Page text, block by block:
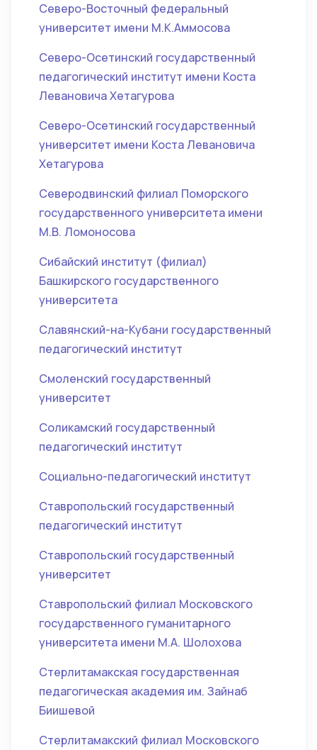
Северо-Восточный федеральный
университет имени М.К.Аммосова
Северо-Осетинский государственный
педагогический институт имени Коста
Левановича Хетагурова
Северо-Осетинский государственный
университет имени Коста Левановича
Хетагурова
Северодвинский филиал Поморского
государственного университета имени
М.В. Ломоносова
Сибайский институт (филиал)
Башкирского государственного
университета
Славянский-на-Кубани государственный
педагогический институт
Смоленский государственный
университет
Соликамский государственный
педагогический институт
Социально-педагогический институт
Ставропольский государственный
педагогический институт
Ставропольский государственный
университет
Ставропольский филиал Московского
государственного гуманитарного
университета имени М.А. Шолохова
Стерлитамакская государственная
педагогическая академия им. Зайнаб
Биишевой
Стерлитамакский филиал Московского